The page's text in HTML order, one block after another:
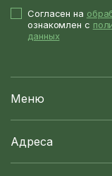
Согласен на
ознакомлен с
данных
Меню
Адреса